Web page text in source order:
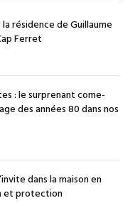
résidence de Guillaume
Ferret
: le surprenant come-
des années 80 dans nos
dans la maison en
et protection